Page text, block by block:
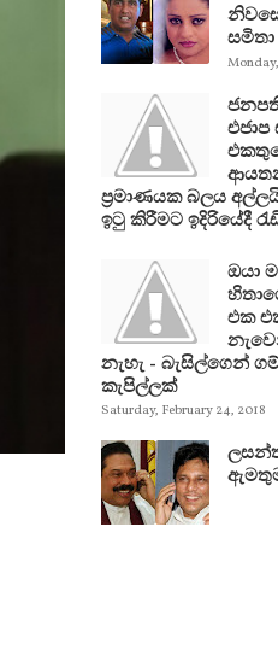
එජාප
ප්‍රමාණයක බලය
ඉටු කිරීමට ඉදිරියේදී
ඔයා
එක
නැහැ - බැසිල්ගෙන්
කැපිල්ලක්
Saturday, February 24, 2018